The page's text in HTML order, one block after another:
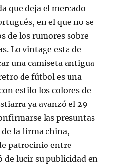
que deja el mercado
en el que no se
de los rumores sobre
Lo vintage esta de
una camiseta antigua
de fútbol es una
estilo los colores de
ya avanzó el 29
las presuntas
la firma china,
patrocinio entre
de lucir su publicidad en